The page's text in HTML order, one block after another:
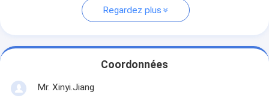
Regardez plus
Coordonnées
Mr. Xinyi.Jiang